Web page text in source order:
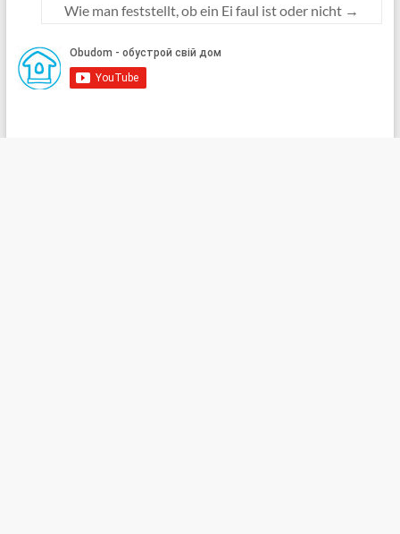
Wie man feststellt, ob ein Ei faul ist oder nicht →